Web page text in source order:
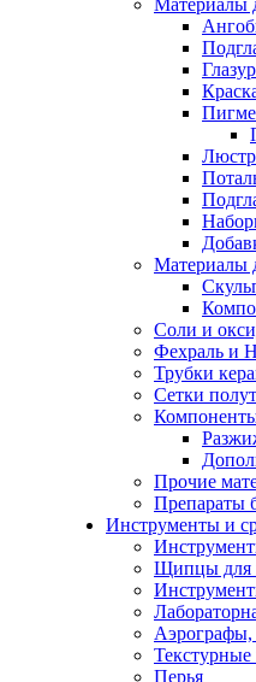
Материалы
Материалы
Соли и
Фехраль и
Трубки
Сетки
Прочие
Препараты
Инструменты и
Щипцы для
Аэрографы,
Перья